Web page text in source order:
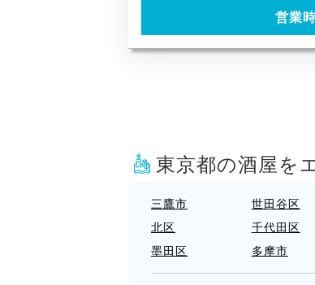
営業
東京都の酒屋を
三鷹市 世田谷区
北区
千代田区
墨田区
多摩市
府中市
文京区